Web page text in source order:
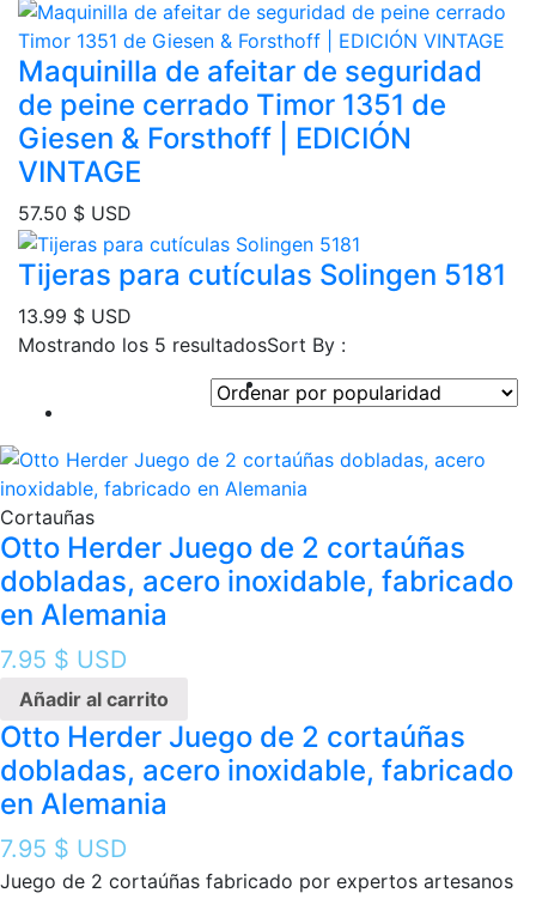
Maquinilla de afeitar de seguridad
de peine cerrado Timor 1351 de
Giesen & Forsthoff | EDICIÓN
VINTAGE
57.50 $ USD
Tijeras para cutículas Solingen 5181
13.99 $ USD
Mostrando los 5 resultadosOrdenado
por
popularidad
Sort By :
Cortauñas
Otto Herder Juego de 2 cortaúñas
dobladas, acero inoxidable, fabricado
en Alemania
7.95 $ USD
Añadir al carrito
Otto Herder Juego de 2 cortaúñas
dobladas, acero inoxidable, fabricado
en Alemania
7.95 $ USD
Juego de 2 cortaúñas fabricado por expertos artesanos